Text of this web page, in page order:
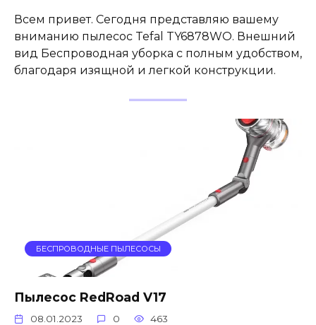
Всем привет. Сегодня представляю вашему
вниманию пылесос Tefal TY6878WO. Внешний
вид Беспроводная уборка с полным удобством,
благодаря изящной и легкой конструкции.
БЕСПРОВОДНЫЕ ПЫЛЕСОСЫ
Пылесос RedRoad V17
08.01.2023 0 463